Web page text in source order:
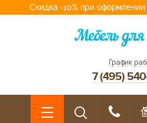
Скидка -10% при оформлении
График
7 (495)